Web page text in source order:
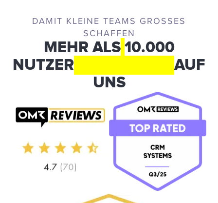
DAMIT KLEINE TEAMS GROSSES S
CHAFFEN
MEHR ALS 10.000
NUTZER VERTRAUENAUF
UNS